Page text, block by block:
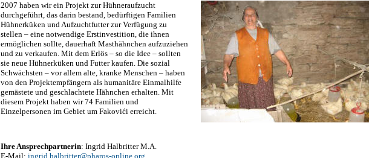
2007 haben wir ein Projekt zur Hühneraufzucht
durchgeführt, das darin bestand, bedürftigen Familien
Hühnerküken und Aufzuchtfutter zur Verfügung zu
stellen – eine notwendige Erstinvestition, die ihnen
ermöglichen sollte, dauerhaft Masthähnchen aufzuziehen
und zu verkaufen. Mit dem Erlös – so die Idee – sollten
sie neue Hühnerküken und Futter kaufen. Die sozial
Schwächsten – vor allem alte, kranke Menschen – haben
von den Projektempfängern als humanitäre Einmalhilfe
gemästete und geschlachtete Hähnchen erhalten. Mit
diesem Projekt haben wir 74 Familien und
Einzelpersonen im Gebiet um Fakovići erreicht.
Ihre Ansprechpartnerin: Ingrid Halbritter M.A.
E-Mail: ingrid halbritter@pharos-online.org